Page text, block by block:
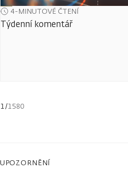
4-MINUTOVÉ ČTENÍ
Týdenní komentář
1/1580
UPOZORNĚNÍ